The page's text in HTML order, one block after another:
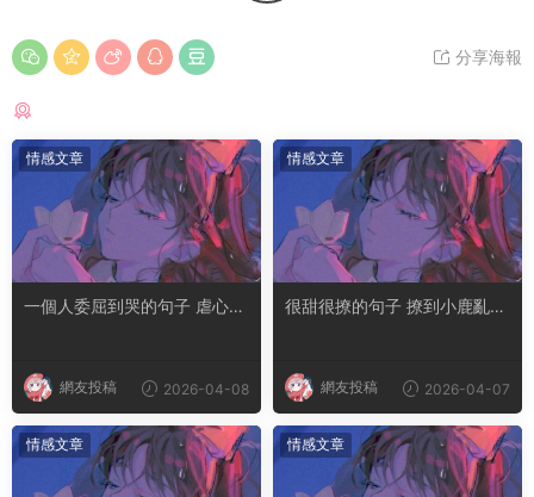
分享海報
情感文章
一個人委屈到哭的句子 虐心到
網友投稿 2026-04-08
情感文章
很甜很撩的句子 撩到小鹿亂撞
網友投稿 2026-04-07
情感文章 情感文章